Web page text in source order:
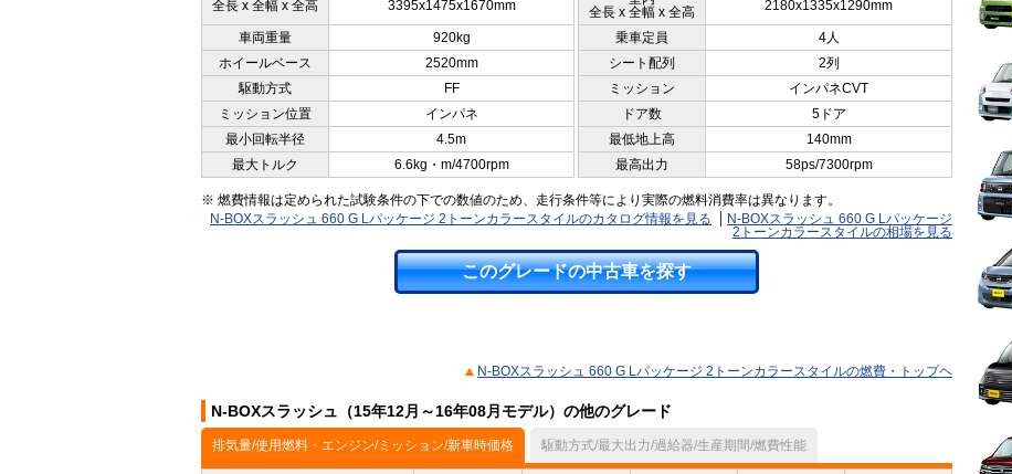
全長 x 全幅 x 全高 3395x1475x1670mm
全長 x 全幅 x 全高
2180x1335x1290mm
車両重量 920kg 乗車定員
4人
ホイールベース
2520mm シート配列
2列
駆動方式
FF ミッション
インパネCVT
ミッション位置
インパネ ドア数
5ドア
最小回転半径
4.5m 最低地上高
140mm
最大トルク
6.6kg・m/4700rpm 最高出力 58ps/7300rpm
※ 燃費情報は定められた試験条件の下での数値のため、走行条件等により実際の燃料消費率は異なります。
N-BOXスラッシュ 660 G Lパッケージ 2トーンカラースタイルのカタログ情報を見る
N-BOXスラッシュ 660 G Lパッケージ
2トーンカラースタイルの相場を見る
このグレードの中古車を探す
N-BOXスラッシュ 660 G Lパッケージ 2トーンカラースタイルの燃費・トップヘ
N-BOXスラッシュ（15年12月～16年08月モデル）の他のグレード
排気量/使用燃料・エンジン/ミッション/新車時価格 駆動方式/最大出力/過給器/生産期間/燃費性能